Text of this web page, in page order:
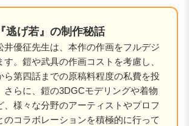
逃げ若』の制作秘話
井優征先生は、本作の作画をフルデジ
す。鎧や武具の作画コストを考慮し、
ら第四話までの原稿料程度の私費を投
さらに、鎧の3DGCモデリングや着物
、様々な分野のアーティストやプロフ
のコラボレーションを積極的に行って